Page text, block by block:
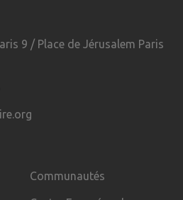
9 / Place de Jérusalem Paris
Communautés